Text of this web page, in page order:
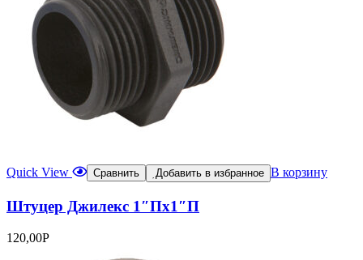
Quick View Сравнить Добавить в избранное В корзину
Штуцер Джилекс 1″Пх1″П
120,00Р